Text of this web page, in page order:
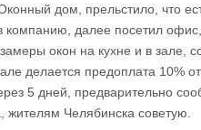
дом, прельстило, что
компанию, далее посетил
окон на кухне и в зале,
делается предоплата 10%
5 дней, предварительно
жителям Челябинска советую.